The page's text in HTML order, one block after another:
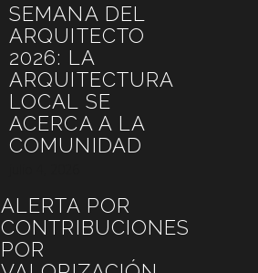
SEMANA DEL
ARQUITECTO
2026: LA
ARQUITECTURA
LOCAL SE
ACERCA A LA
COMUNIDAD
ALERTA POR
CONTRIBUCIONES
POR